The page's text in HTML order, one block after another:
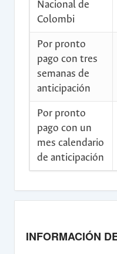
Nacional de
Colombi
Por pronto
pago con tres
semanas de
anticipación
Por pronto
pago con un
mes calendario
de anticipación
INFORMACIÓN